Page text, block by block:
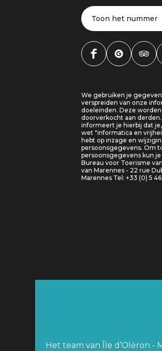
Toon het nummer
We gebruiken je
verspreiden van onze
doeleinden. Deze
doorverkocht aan
informeert je hierbij dat
wet "informatica en
hebt op inzage en
persoonsgegevens. Om
persoonsgegevens kun
Bureau voor Toerisme
van Marennes - 22 rue
Marennes Tel: +33 (0) 5
Het team van Île d’Oléron -